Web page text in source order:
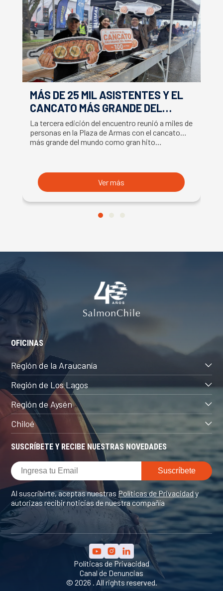
MÁS DE 25 MIL ASISTENTES Y EL
CANCATO MÁS GRANDE DEL
MUNDO MARCAN EXITOSO CIERRE
DE LA SEMANA DEL SALMÓN
La tercera edición del encuentro reunió a miles de
personas en la Plaza de Armas con el cancato
más grande del mundo como gran hito…
Ver más
SUSCRÍBETE Y RECIBE NUESTRAS NOVEDADES
Al suscribirte, aceptas nuestras Políticas de Privacidady
autorizas recibir noticias de nuestra compañía
OFICINAS
Región de la Araucanía
Región de Los Lagos
Región de Aysén
Chiloé
© 2026 . All rights reserved.
Políticas de Privacidad
Canal de Denuncias